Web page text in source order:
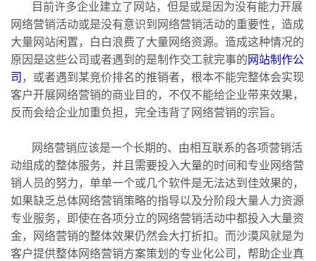
目前许多企业建立了网站，但是或是因为没有能力开展
网络营销活动或是没有意识到网络营销活动的重要性，造成
大量网站闲置，白白浪费了大量网络资源。造成这种情况的
原因是这些公司或者遇到的是制作交工就完事的 网站制作公
司 ，或者遇到某竞价排名的推销者，根本不能完整体会实现
客户开展网络营销的商业目的，不仅不能给企业带来效果，
反而会给企业加重负担，完全违背了网络营销的宗旨。
网络营销应该是一个长期的、由相互联系的各项营销活
动组成的整体服务，并且需要投入大量的时间和专业网络营
销人员的努力，单单一个或几个软件是无法达到佳效果的，
如果缺乏总体网络营销策略的指导以及分阶段大量人力资源
专业服务，即使在各项分立的网络营销活动中都投入大量资
金，网络营销的整体效果仍然会大打折扣。而沙漠风就是为
客户提供整体网络营销方案策划的专业化公司，帮助企业真